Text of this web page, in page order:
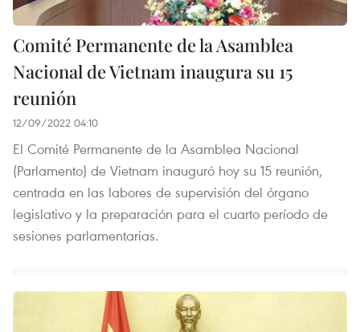
Comité Permanente de la Asamblea
Nacional de Vietnam inaugura su 15
reunión
12/09/2022 04:10
El Comité Permanente de la Asamblea Nacional
(Parlamento) de Vietnam inauguró hoy su 15 reunión,
centrada en las labores de supervisión del órgano
legislativo y la preparación para el cuarto período de
sesiones parlamentarias.